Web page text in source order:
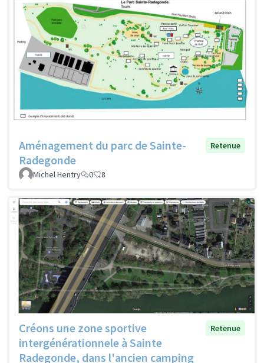
Aménagement du parc de Sainte-
Radegonde
Retenue
Michel Hentry 0 8
Créons une zone sportive
intergénérationnele à Sainte
Radegonde, dans l'ancien camping
Retenue